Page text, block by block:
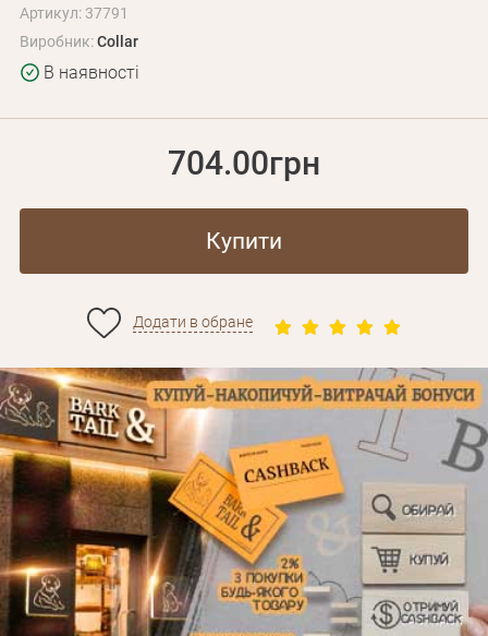
Артикул: 37791
Виробник:Collar
В наявності
704.00грн
Купити
Додати в обране